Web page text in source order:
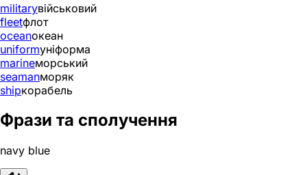
militaryвійськовий
fleetфлот
oceanокеан
uniformуніформа
marineморський
seamanморяк
shipкорабель
Фрази та сполучення
navy blue